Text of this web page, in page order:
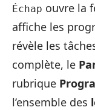
Échap ouvre la
affiche les
révèle les
complète, le
rubrique
l’ensemble des